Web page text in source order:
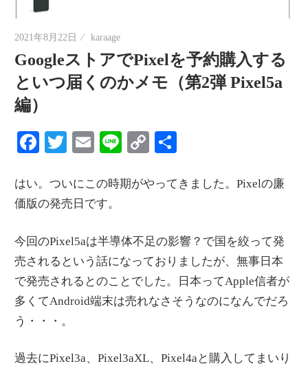
報
を
世
界
へ
発
信
2021年8月22日 karaage
GoogleストアでPixelを予約購入する
といつ届くのかメモ（第2弾 Pixel5a
編）
Facebook
Twitter
EmailLineCopy
はい。ついにこの時期がやってきました。Pixelの廉
価版の発売日です。
今回のPixel5aは半導体不足の影響？で国を絞って発
売されるという話になっておりましたが、無事日本
で発売されるとのことでした。日本ってApple信者が
多くてAndroid端末は売れなさそうなのになんでだろ
う・・・。
過去にPixel3a、Pixel3aXL、Pixel4aと購入してまいり